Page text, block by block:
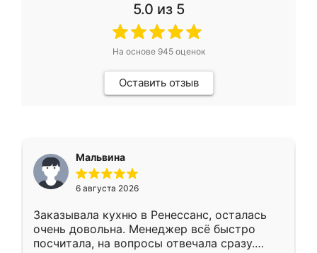
5.0 из 5
На основе 945оценок
Оставить отзыв
Мальвина
6 августа 2026
Заказывала кухню в Ренессанс, осталась
очень довольна. Менеджер всё быстро
посчитала, на вопросы отвечала сразу.